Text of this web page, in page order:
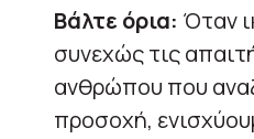
Βάλτε όρια: Όταν
συνεχώς τις
ανθρώπου που
προσοχή,